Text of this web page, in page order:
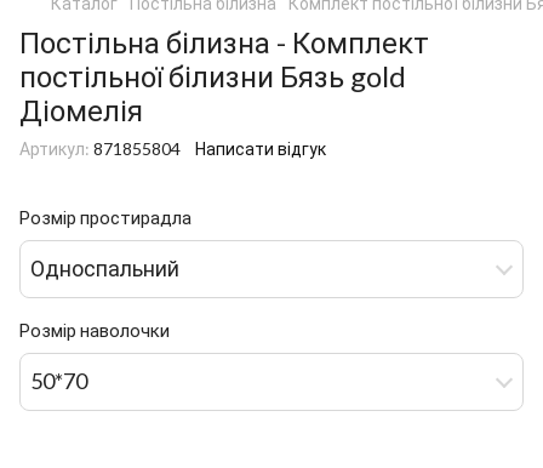
Постільна білизна - Комплект
постільної білизни Бязь gold
Діомелія
Артикул: 871855804 Написати відгук
Розмір простирадла
Односпальний
Розмір наволочки
50*70